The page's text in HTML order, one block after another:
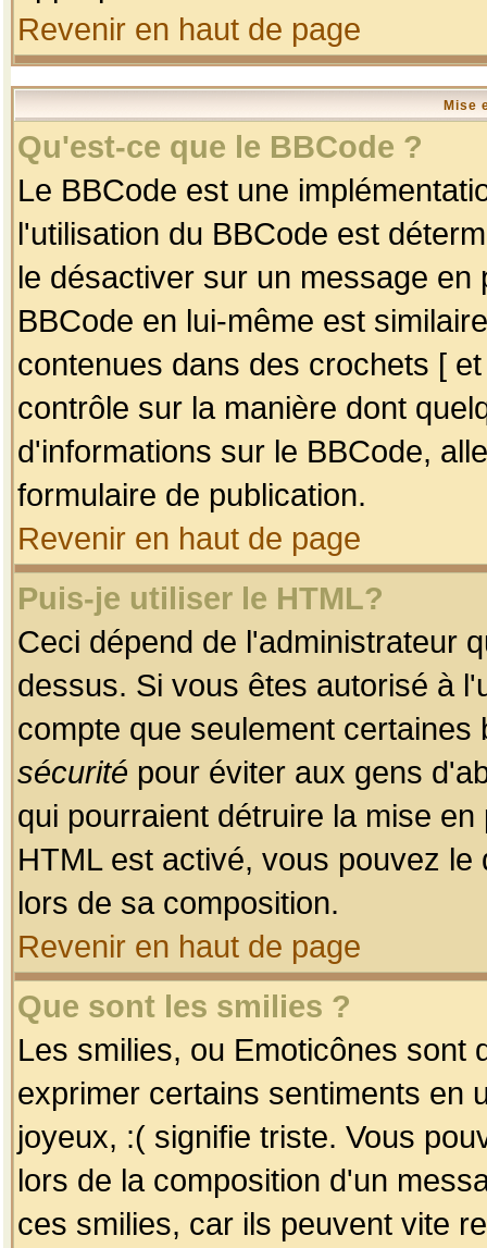
Revenir en haut de page
Mise
Qu'est-ce que le BBCode ?
Le BBCode est une
l'utilisation du BBCode est
le désactiver sur un message
BBCode en lui-même est
contenues dans des crochets [
contrôle sur la manière dont
d'informations sur le BBCode,
formulaire de publication.
Revenir en haut de page
Puis-je utiliser le HTML?
Ceci dépend de l'administrateur
dessus. Si vous êtes autorisé à
compte que seulement
sécurité pour éviter aux gens
qui pourraient détruire la mise
HTML est activé, vous pouvez
lors de sa composition.
Revenir en haut de page
Que sont les smilies ?
Les smilies, ou Emoticônes sont
exprimer certains sentiments en
joyeux, :( signifie triste. Vous
lors de la composition d'un
ces smilies, car ils peuvent vite